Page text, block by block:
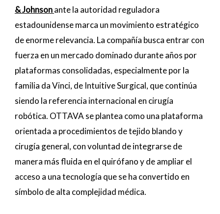
& Johnsonante la autoridad reguladora
estadounidense marca un movimiento estratégico
de enorme relevancia. La compañía busca entrar con
fuerza en un mercado dominado durante años por
plataformas consolidadas, especialmente por la
familia da Vinci, de Intuitive Surgical, que continúa
siendo la referencia internacional en cirugía
robótica. OTTAVA se plantea como una plataforma
orientada a procedimientos de tejido blando y
cirugía general, con voluntad de integrarse de
manera más fluida en el quirófano y de ampliar el
acceso a una tecnología que se ha convertido en
símbolo de alta complejidad médica.